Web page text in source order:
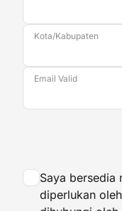
Kota/Kabupaten
Email Valid
Saya bersedia
diperlukan